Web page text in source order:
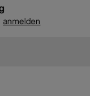
anmelden